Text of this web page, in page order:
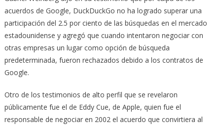
acuerdos de Google, DuckDuckGo no ha logrado superar una
participación del 2.5 por ciento de las búsquedas en el mercado
estadounidense y agregó que cuando intentaron negociar con
otras empresas un lugar como opción de búsqueda
predeterminada, fueron rechazados debido a los contratos de
Google.
Otro de los testimonios de alto perfil que se revelaron
públicamente fue el de Eddy Cue, de Apple, quien fue el
responsable de negociar en 2002 el acuerdo que convirtiera al